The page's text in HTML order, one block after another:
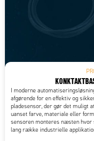
I moderne
afgørende for en effektiv og
pladesensor, der gør det muligt
uanset farve, materiale eller
sensoren monteres næsten
lang række industrielle